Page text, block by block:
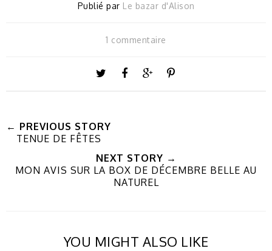
Publié par Le bazar d'Alison
1 commentaire
← PREVIOUS STORY
TENUE DE FÊTES
NEXT STORY →
MON AVIS SUR LA BOX DE DÉCEMBRE BELLE AU
NATUREL
YOU MIGHT ALSO LIKE